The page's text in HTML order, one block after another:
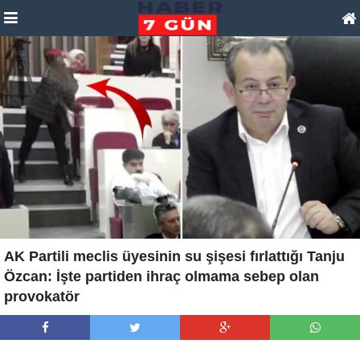
AK Partili meclis üyesinin su şişesi fırlattığı Tanju
Özcan: İşte partiden ihraç olmama sebep olan
provokatör